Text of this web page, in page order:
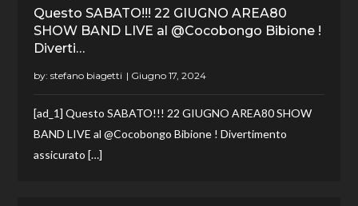
Questo SABATO!!! 22 GIUGNO AREA80
SHOW BAND LIVE al @Cocobongo Bibione !
Diverti…
by:stefano biagetti
[ad_1] Questo SABATO!!! 22 GIUGNO AREA80 SHOW
BAND LIVE al @Cocobongo Bibione ! Divertimento
assicurato […]